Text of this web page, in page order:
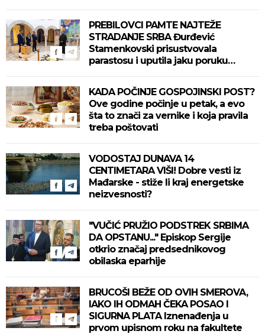
PREBILOVCI PAMTE NAJTEŽE
STRADANJE SRBA Đurđević
Stamenkovski prisustvovala
parastosu i uputila jaku poruku
KADA POČINJE GOSPOJINSKI POST?
Ove godine počinje u petak, a evo
šta to znači za vernike i koja pravila
treba poštovati
VODOSTAJ DUNAVA 14
CENTIMETARA VIŠI! Dobre vesti iz
Mađarske - stiže li kraj energetske
neizvesnosti?
"VUČIĆ PRUŽIO PODSTREK SRBIMA
DA OPSTANU..." Episkop Sergije
otkrio značaj predsednikovog
obilaska eparhije
BRUCOŠI BEŽE OD OVIH SMEROVA,
IAKO IH ODMAH ČEKA POSAO I
SIGURNA PLATA Iznenađenja u
prvom upisnom roku na fakultete